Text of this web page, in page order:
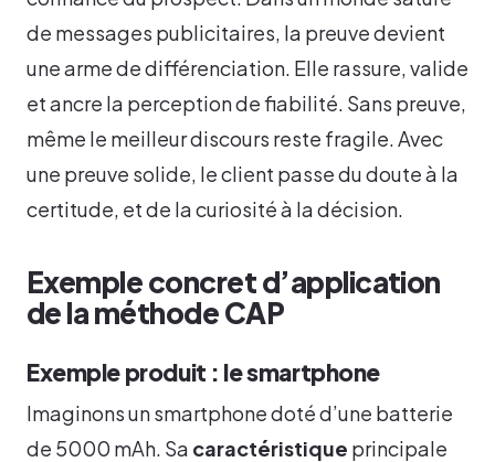
de messages publicitaires, la preuve devient
une arme de différenciation. Elle rassure, valide
et ancre la perception de fiabilité. Sans preuve,
même le meilleur discours reste fragile. Avec
une preuve solide, le client passe du doute à la
certitude, et de la curiosité à la décision.
Exemple concret d’application
de la méthode CAP
Exemple produit : le smartphone
Imaginons un smartphone doté d’une batterie
de 5000 mAh. Sa caractéristique principale